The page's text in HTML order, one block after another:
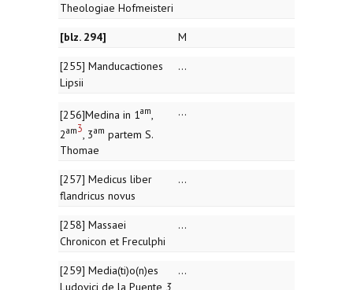
Theologiae Hofmeisteri
[blz. 294] M
[255] Manducactiones
Lipsii
...
[256]Medina in 1am,
2am3 , 3am partem S.
Thomae
...
[257] Medicus liber
flandricus novus
...
[258] Massaei
Chronicon et Freculphi
...
[259] Media(ti)o(n)es
Ludovici de la Puente 3
...